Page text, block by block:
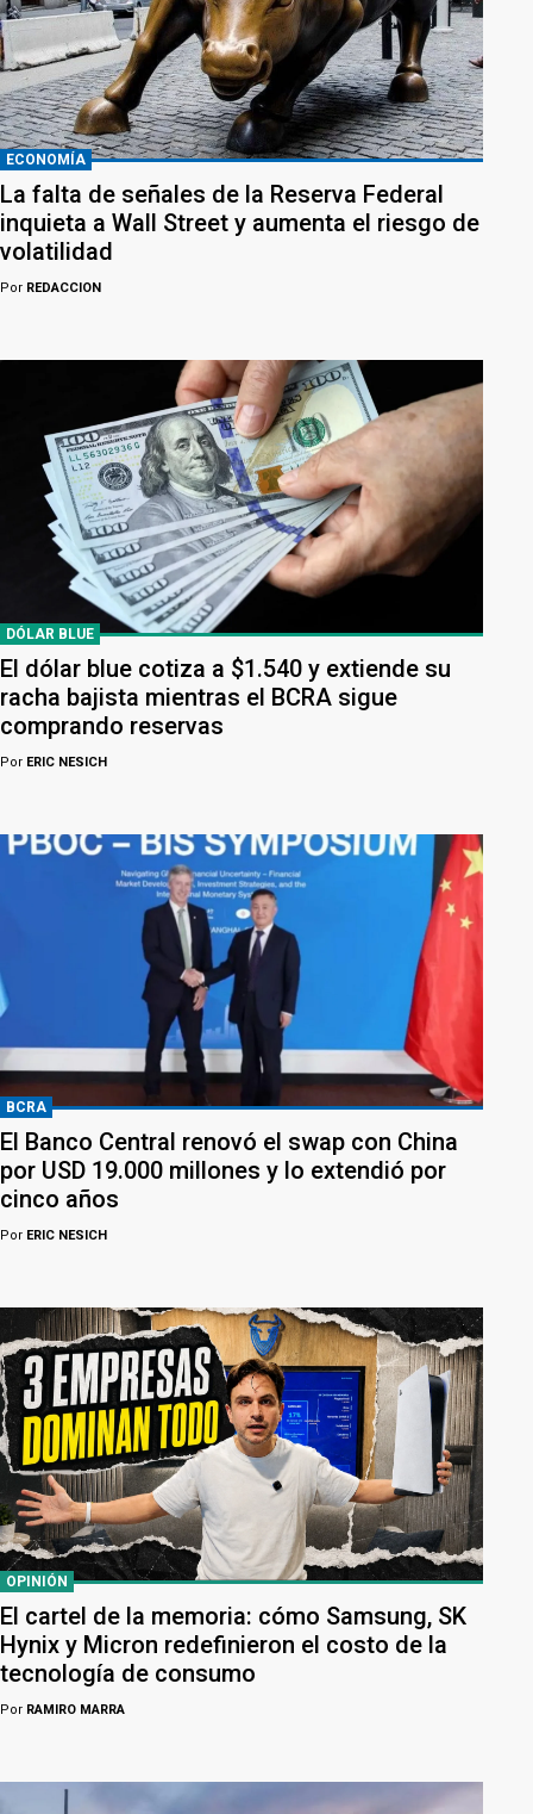
ECONOMÍA
La falta de señales de la Reserva Federal
inquieta a Wall Street y aumenta el riesgo de
volatilidad
Por REDACCION
DÓLAR BLUE
El dólar blue cotiza a $1.540 y extiende su
racha bajista mientras el BCRA sigue
comprando reservas
Por ERIC NESICH
BCRA
El Banco Central renovó el swap con China
por USD 19.000 millones y lo extendió por
cinco años
Por ERIC NESICH
OPINIÓN
El cartel de la memoria: cómo Samsung, SK
Hynix y Micron redefinieron el costo de la
tecnología de consumo
Por RAMIRO MARRA